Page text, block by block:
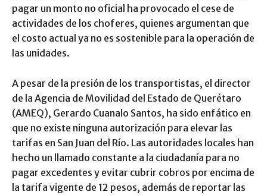
pagar un monto no oficial ha provocado el cese de
actividades de los choferes, quienes argumentan que
el costo actual ya no es sostenible para la operación de
las unidades.
A pesar de la presión de los transportistas, el director
de la Agencia de Movilidad del Estado de Querétaro
(AMEQ), Gerardo Cuanalo Santos, ha sido enfático en
que no existe ninguna autorización para elevar las
tarifas en San Juan del Río. Las autoridades locales han
hecho un llamado constante a la ciudadanía para no
pagar excedentes y evitar cubrir cobros por encima de
la tarifa vigente de 12 pesos, además de reportar las